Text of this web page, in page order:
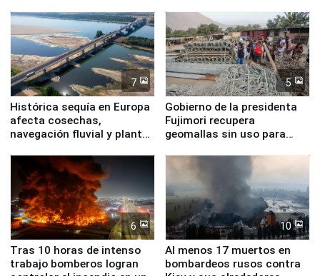
7
Histórica sequía en Europa
afecta cosechas,
navegación fluvial y plantas
5
Gobierno de la presidenta
Fujimori recupera
geomallas sin uso para
Fenómeno El Niño
6
Tras 10 horas de intenso
trabajo bomberos logran
10
Al menos 17 muertos en
bombardeos rusos contra